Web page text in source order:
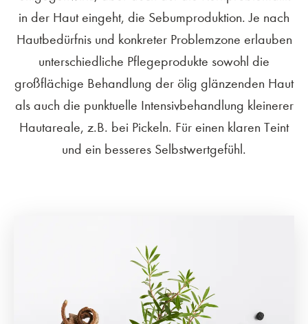
in der Haut eingeht, die Sebumproduktion. Je nach
Hautbedürfnis und konkreter Problemzone erlauben
unterschiedliche Pflegeprodukte sowohl die
großflächige Behandlung der ölig glänzenden Haut
als auch die punktuelle Intensivbehandlung kleinerer
Hautareale, z.B. bei Pickeln. Für einen klaren Teint
und ein besseres Selbstwertgefühl.